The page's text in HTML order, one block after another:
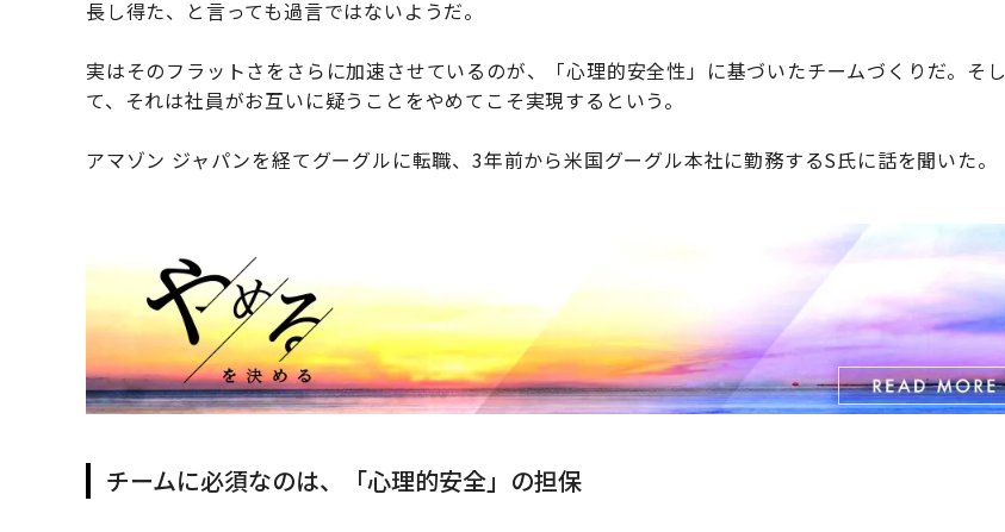
長し得た、と言っても過言ではないようだ。
実はそのフラットさをさらに加速させているのが、「心理的安全性」に基づいたチームづくりだ。そし
て、それは社員がお互いに疑うことをやめてこそ実現するという。
アマゾン ジャパンを経てグーグルに転職、3年前から米国グーグル本社に勤務するS氏に話を聞いた。
チームに必須なのは、「心理的安全」の担保